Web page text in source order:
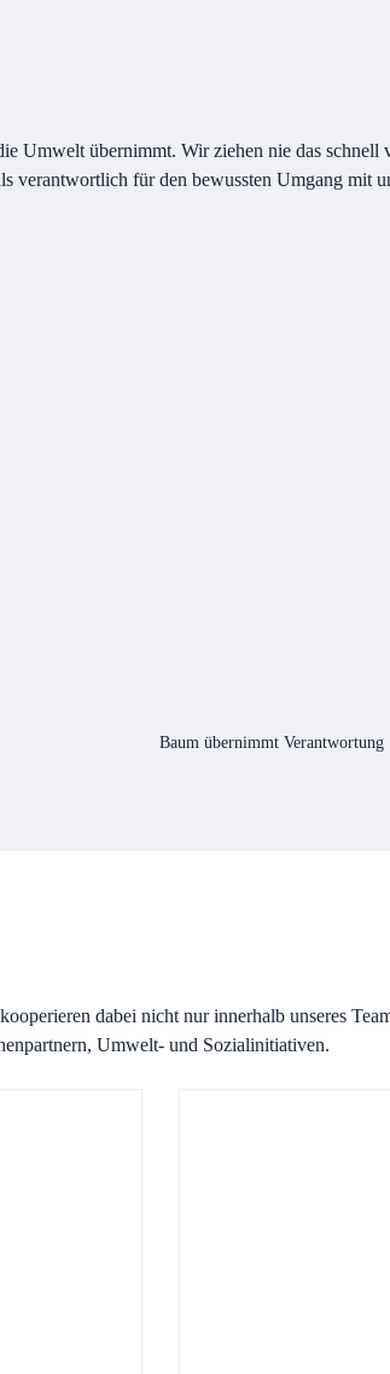
Umwelt übernimmt. Wir ziehen nie das schnell
verantwortlich für den bewussten Umgang mit
Baum übernimmt Verantwortung
dabei nicht nur innerhalb unseres
Umwelt- und Sozialinitiativen.